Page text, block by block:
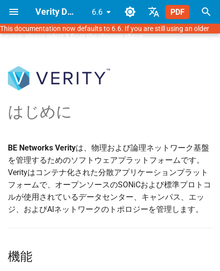
Verity Documentation 6.6
English
PDF
T
e
o
t
a
t
a
This documentation now defaults to 6.6. If you are still using an older
version, please select it from the chooser above.
Verity Architecture
Supported Topologies
Overview
1. Verity Installation
GNS3 Lab Environment
2. Initial Setup
4. Onboarding Devices
Navigation & UI
Fabrics & Devices
LAGs (Link Aggregation)
Spine Plane Architecture
Traffic Mirrors
Tenancy & Services
Inter-Tenant Routing
Inter-Site Routing
Templates Layer-3
Layer-2
Layer-1
Monitoring & Alarms
Device Status Colors
SensAI
Dell OME
Operations
Troubleshooting
Change Sets
Import/Export
Verity Security
RADIUS Servers
System Recovery
Using the API
API Definition
How to Use These Docs
Terminology
Icon Reference
Downloads
Parameters
EULA
Read First
Manual Device Onboarding
Application Reference
SONiC and Campus ZTP
はじめに
BE Networks Verityは、物理および論理ネットワーク基盤
を管理するためのソフトウェアプラットフォームです。
Verityはコンテナ化された分散アプリケーションプラット
フォームで、オープンソースのSONiCおよび標準プロトコ
ルが使用されているデータセンター、キャンパス、エッ
ジ、およびAIネットワークのトポロジーを管理します。
機能